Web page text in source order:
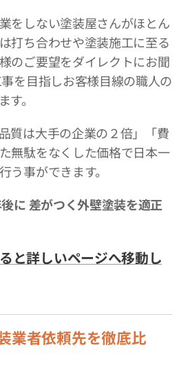
をしない塗装屋さんがほとん
打ち合わせや塗装施工に至る
のご要望をダイレクトにお聞
を目指しお客様目線の職人の
。
質は大手の企業の２倍」「費
無駄をなくした価格で日本一
う事ができます。
に 差がつく外壁塗装を適正
と詳しいページへ移動し
業者依頼先を徹底比